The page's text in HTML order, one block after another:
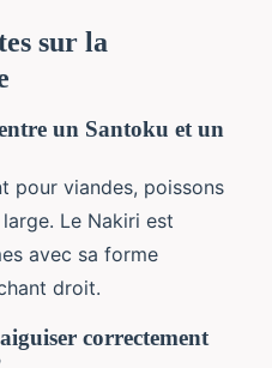
sur la
un Santoku et un
pour viandes, poissons
Le Nakiri est
avec sa forme
droit.
correctement